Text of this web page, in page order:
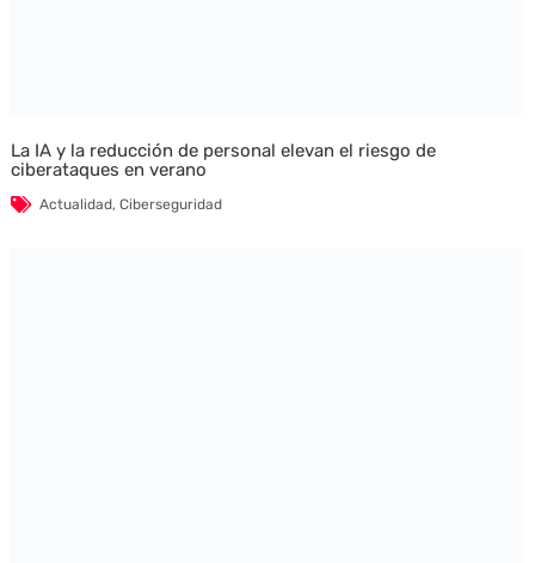
La IA y la reducción de personal elevan el riesgo de
ciberataques en verano
Actualidad, Ciberseguridad